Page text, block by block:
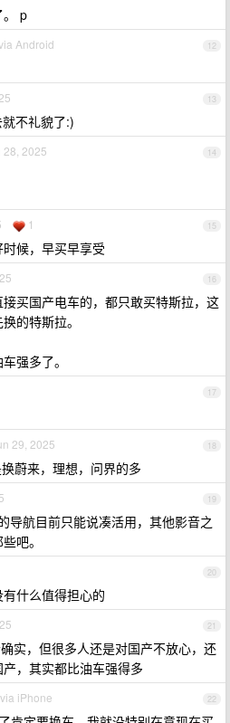
。 p
12
Android
13
不礼貌了:)
14
28, 2025
15
1
候，早买早享受
16
买国产电车的，都只敢买特斯拉，这
的特斯拉。
强多了。
17
18
29, 2025
蔚来，理想，问界的多
19
导航目前只能说凑活用，其他影音之
吧。
20
什么值得担心的
21
实，但很多人还是对国产不放心，还
，其实都比油车强得多
22
iPhone